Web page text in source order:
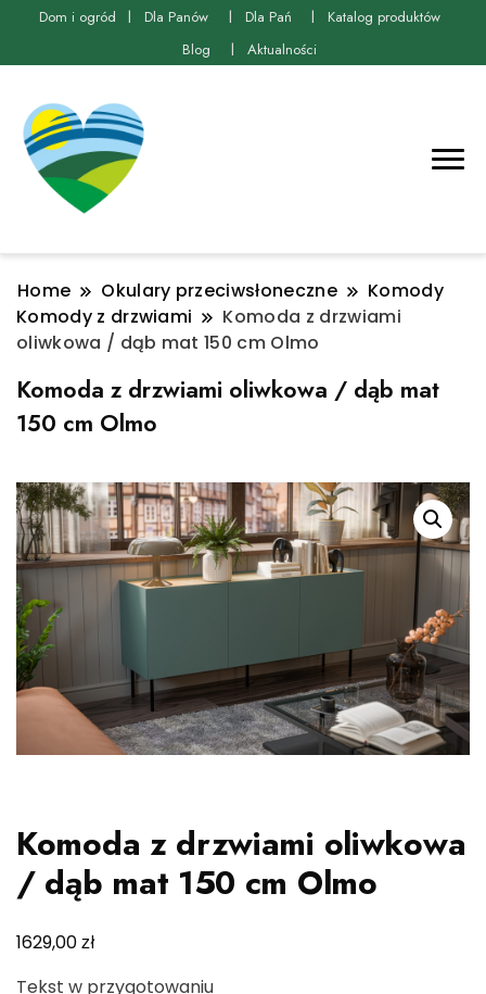
Dom i ogród Dla Panów Dla Pań
Katalog produktów
Blog
Aktualności
Home Okulary przeciwsłoneczne
Komody
Komody z drzwiami
Komoda z drzwiami
oliwkowa / dąb mat 150 cm Olmo
Komoda z drzwiami oliwkowa / dąb mat
150 cm Olmo
Komoda z drzwiami oliwkowa
/ dąb mat 150 cm Olmo
1629,00zł
Tekst w przygotowaniu